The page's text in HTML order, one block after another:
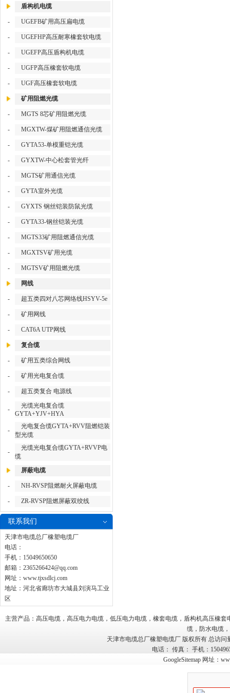
盾构机电缆
- UGEFB矿用高压扁电缆
- UGEFHP高压耐寒橡套软电缆
- UGEFP高压盾构机电缆
- UGFP高压橡套软电缆
- UGF高压橡套软电缆
矿用阻燃光缆
- MGTS 8芯矿用阻燃光缆
- MGXTW-煤矿用阻燃通信光缆
- GYTA53-单模重铠光缆
- GYXTW-中心松套管光纤
- MGTS矿用通信光缆
- GYTA室外光缆
- GYXTS 钢丝铠装防鼠光缆
- GYTA33-钢丝铠装光缆
- MGTS33矿用阻燃通信光缆
- MGXTSV矿用光缆
- MGTSV矿用阻燃光缆
网线
- 超五类四对八芯网络线HSYV-5e
- 矿用网线
- CAT6A UTP网线
复合缆
- 矿用五类综合网线
- 矿用光电复合缆
- 超五类复合 电源线
-
光缆光电复合缆
GYTA+YJV+HYA
-
光电复合缆GYTA+RVV阻燃铠装
型光缆
-
光缆光电复合缆GYTA+RVVP电
缆
屏蔽电缆
- NH-RVSP阻燃耐火屏蔽电缆
- ZR-RVSP阻燃屏蔽双绞线
联系我们
天津市电缆总厂橡塑电缆厂
电话：
手机：15049650650
邮箱： 2365266424@qq.com
网址： www.tjxsdlcj.com
地址：河北省廊坊市大城县刘演马工业
区
主营产品：高压电缆，高压电力电缆，低压电力电缆，橡套电缆，盾构机高压橡
缆，防水电缆
天津市电缆总厂橡塑电缆厂 版权所有 总访问
电话： 传真： 手机：
GoogleSitemap网址：